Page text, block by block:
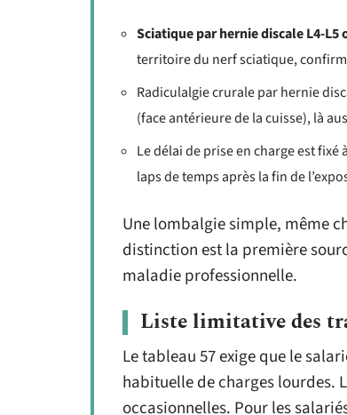
Sciatique par hernie discale L4-L5
territoire du nerf sciatique,
Radiculalgie crurale par hernie
(face antérieure de la cuisse), là
Le délai de prise en charge est
laps de temps après la fin de
Une lombalgie simple, même
distinction est la première
maladie professionnelle.
Liste limitative des
Le tableau 57 exige que le
habituelle de charges lourdes.
occasionnelles. Pour les